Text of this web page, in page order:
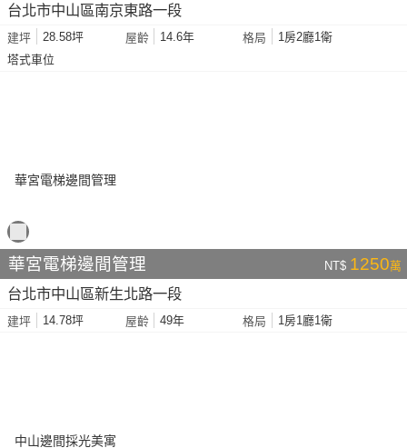
台北市中山區南京東路一段
建坪 28.58坪 屋齡 14.6年 格局
1房2廳1衛
塔式車位
華宮電梯邊間管理 NT$ 1250萬
台北市中山區新生北路一段
建坪 14.78坪 屋齡 49年 格局 1房1廳1衛